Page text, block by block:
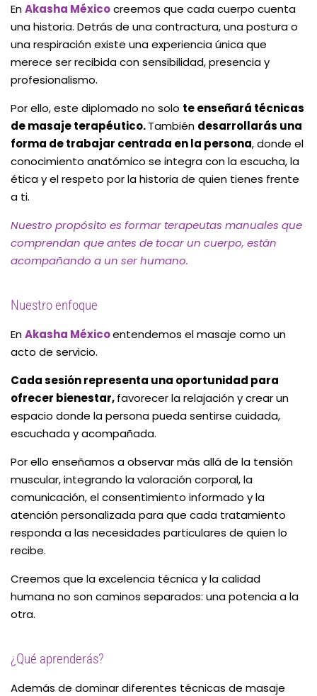
EnAkasha Méxicocreemos que cada cuerpo cuenta
una historia. Detrás de una contractura, una postura o
una respiración existe una experiencia única que
merece ser recibida con sensibilidad, presencia y
profesionalismo.
Por ello, este diplomado no solo te enseñará técnicas
de masaje terapéutico.También desarrollarás una
forma de trabajar centrada en la persona, donde el
conocimiento anatómico se integra con la escucha, la
ética y el respeto por la historia de quien tienes frente
a ti.
Nuestro propósito es formar terapeutas manuales que
comprendan que antes de tocar un cuerpo, están
acompañando a un ser humano.
Nuestro enfoque
EnAkasha Méxicoentendemos el masaje como un
acto de servicio.
Cada sesión representa una oportunidad para
ofrecer bienestar,favorecer la relajación y crear un
espacio donde la persona pueda sentirse cuidada,
escuchada y acompañada.
Por ello enseñamos a observar más allá de la tensión
muscular, integrando la valoración corporal, la
comunicación, el consentimiento informado y la
atención personalizada para que cada tratamiento
responda a las necesidades particulares de quien lo
recibe.
Creemos que la excelencia técnica y la calidad
humana no son caminos separados: una potencia a la
otra.
¿Qué aprenderás?
Además de dominar diferentes técnicas de masaje